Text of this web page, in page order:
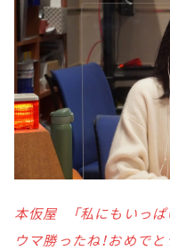
本仮屋 「私にもいっぱ
ウマ勝ったね！おめでと